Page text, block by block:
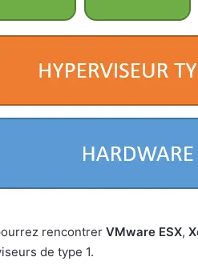
rencontrer VMware ESX,
de type 1.